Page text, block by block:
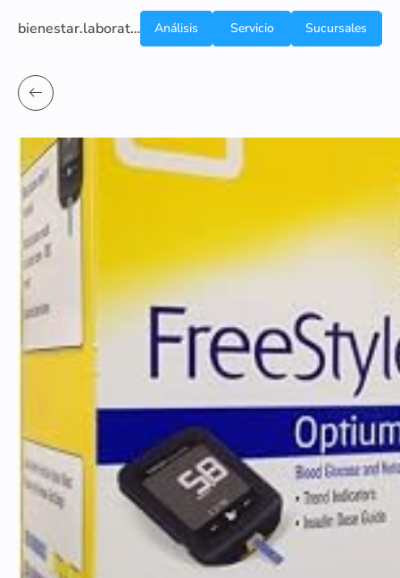
bienestar.laboratoriocliniconsb.com
Análisis
Servicio
Sucursales